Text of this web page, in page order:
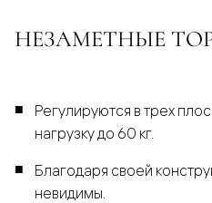
НЕЗАМЕТНЫЕ
Регулируются в трех
нагрузку до 60 кг.
Благодаря своей
невидимы.